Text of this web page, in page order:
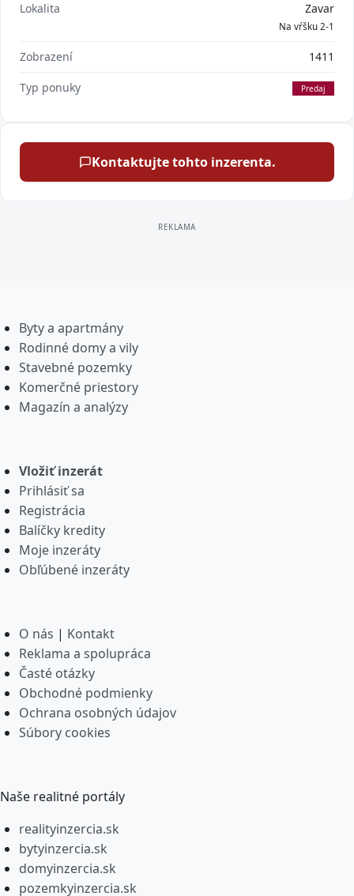
Lokalita Zavar
Na vŕšku 2-1
Zobrazení 1411
Typ ponuky Predaj
Kontaktujte tohto inzerenta.
Byty a apartmány
Rodinné domy a vily
Stavebné pozemky
Komerčné priestory
Magazín a analýzy
Vložiť inzerát
Prihlásiť sa
Registrácia
Balíčky kredity
Moje inzeráty
Obľúbené inzeráty
O nás | Kontakt
Reklama a spolupráca
Časté otázky
Obchodné podmienky
Ochrana osobných údajov
Súbory cookies
Naše realitné portály
realityinzercia.sk
bytyinzercia.sk
domyinzercia.sk
pozemkyinzercia.sk